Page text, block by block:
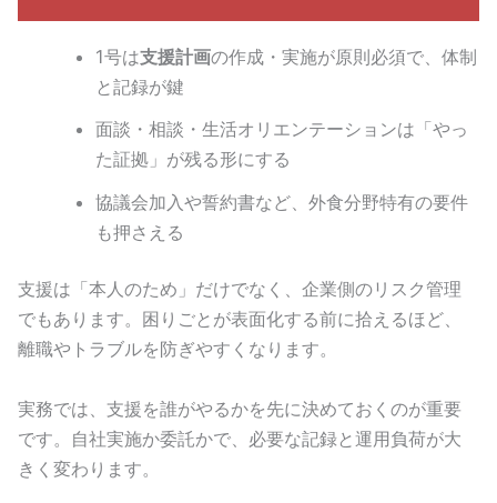
1号は支援計画の作成・実施が原則必須で、体制
と記録が鍵
面談・相談・生活オリエンテーションは「やっ
た証拠」が残る形にする
協議会加入や誓約書など、外食分野特有の要件
も押さえる
支援は「本人のため」だけでなく、企業側のリスク管理
でもあります。困りごとが表面化する前に拾えるほど、
離職やトラブルを防ぎやすくなります。
実務では、支援を誰がやるかを先に決めておくのが重要
です。自社実施か委託かで、必要な記録と運用負荷が大
きく変わります。